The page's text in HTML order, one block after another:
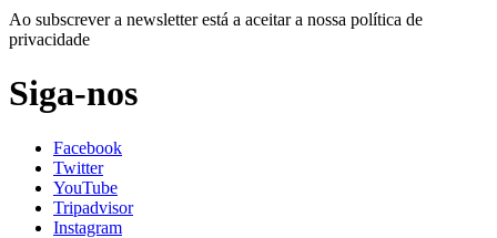
Ao subscrever a newsletter está a aceitar a nossa política de
privacidade
Siga-nos
Facebook
Twitter
YouTube
Tripadvisor
Instagram